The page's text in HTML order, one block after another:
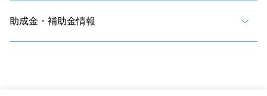
助成金・補助金情報